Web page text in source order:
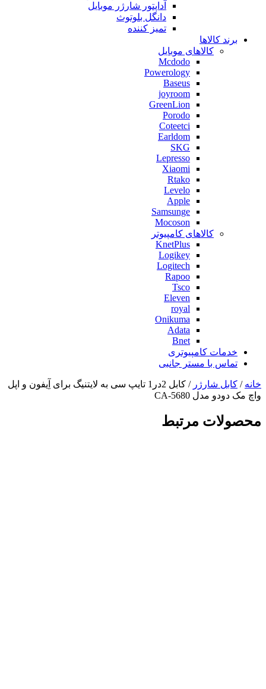
آداپتور شارژر موبایل
دانگل بلوتوث
تمیز کننده
برند کالاها
کالاهای موبایل
Mcdodo
Powerology
Baseus
joyroom
GreenLion
Porodo
Coteetci
Earldom
SKG
Lepresso
Xiaomi
Rtako
Levelo
Apple
Samsunge
Mocoson
کالاهای کامپیوتر
KnetPlus
Logikey
Logitech
Rapoo
Tsco
Eleven
royal
Onikuma
Adata
Bnet
خدمات کامپیوتری
تماس با مستر جانبی
خانه / کابل شارژر
/ کابل 2در1 تایپ سی به لایتنیگ برای آِیفون و اپل
واچ مک دودو مدل CA-5680
محصولات مرتبط